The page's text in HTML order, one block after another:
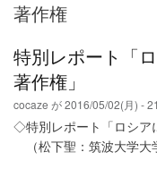
カ
ン
ト
メ
ニ
ュ
ー
く
著作権
特別レポート「
著作権」
cocaze が2016/05/02(月) -
◇特別レポート「ロシア
（松下聖：筑波大学大